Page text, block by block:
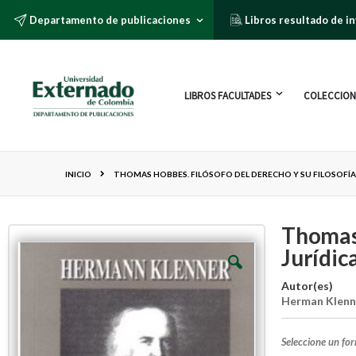
Departamento de publicaciones Libros resultado de
LIBROS FACULTADES
INICIO THOMAS HOBBES. FILÓSOFO DEL DERECHO Y SU
Autor(es)
Herman
Seleccione un